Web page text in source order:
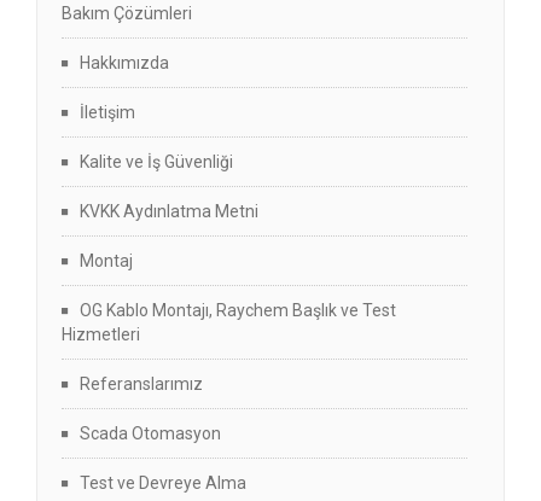
Bakım Çözümleri
Hakkımızda
İletişim
Kalite ve İş Güvenliği
KVKK Aydınlatma Metni
Montaj
OG Kablo Montajı, Raychem Başlık ve Test
Hizmetleri
Referanslarımız
Scada Otomasyon
Test ve Devreye Alma